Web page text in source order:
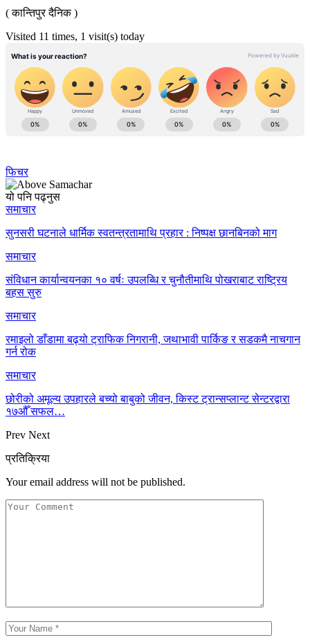
( कान्तिपुर दैनिक )
Visited 11 times, 1 visit(s) today
फिचर
यो पनि पढ्नुस
समाचार
सुनसरी घटनाले धार्मिक स्वतन्त्रतामाथि प्रहार : निष्पक्ष छानबिनको माग
समाचार
संविधान कार्यान्वयनका १० वर्षः उपलब्धि र चुनौतीमाथि पोखराबाट राष्ट्रिय
बहस सुरु
समाचार
रमाइलो डाँडामा बढ्यो ट्राफिक निगरानी, जथाभावी पार्किङ र सडकमै नाचगान
गर्न रोक
समाचार
छोरीको अमूल्य उपहारले बच्यो बाबुको जीवन, किस्ट ट्रान्सप्लान्ट सेन्टरद्वारा
१७औँ सफल…
Prev Next
प्रतिक्रिया
Your email address will not be published.